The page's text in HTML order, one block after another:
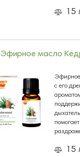
15
Эфирное масло
с его
15